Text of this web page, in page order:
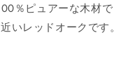
％ピュアーな木材で
いレッドオークです。